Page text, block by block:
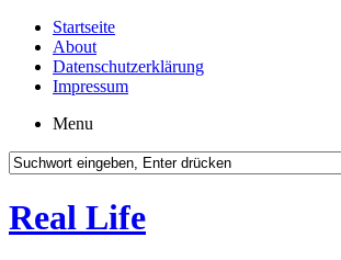
Startseite
About
Datenschutzerklärung
Impressum
Menu
Real Life